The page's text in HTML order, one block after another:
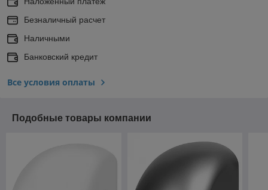
Безналичный расчет
Наличными
Банковский кредит
Все условия оплаты
Подобные товары компании